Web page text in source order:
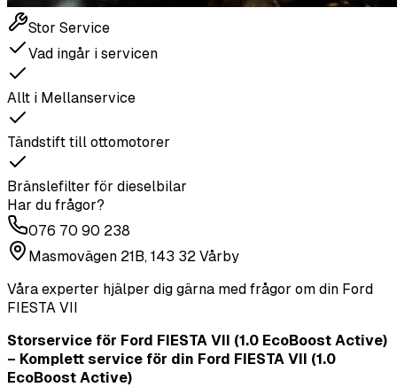
Stor Service
Vad ingår i servicen
Allt i Mellanservice
Tändstift till ottomotorer
Bränslefilter för dieselbilar
Har du frågor?
076 70 90 238
Masmovägen 21B, 143 32 Vårby
Våra experter hjälper dig gärna med frågor om din Ford
FIESTA VII
Storservice för Ford FIESTA VII (1.0 EcoBoost Active)
– Komplett service för din Ford FIESTA VII (1.0
EcoBoost Active)